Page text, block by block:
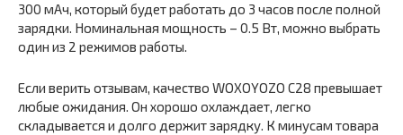
300 мАч, который будет работать до 3 часов после полной
зарядки. Номинальная мощность – 0.5 Вт, можно выбрать
один из 2 режимов работы.
Если верить отзывам, качество WOXOYOZO C28 превышает
любые ожидания. Он хорошо охлаждает, легко
складывается и долго держит зарядку. К минусам товара